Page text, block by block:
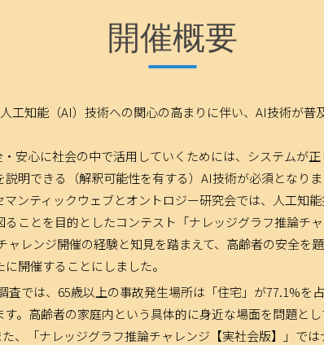
ンジ【実社会版】技術勉強会第2回の資料を公開
ジ【実社会版】技術勉強会第2回 を2月10日15時から開
ンジ【実社会版】技術勉強会の資料を公開 しました。
タセットを大幅に追加しました。
開しました。
ジ【実社会版】技術勉強会 の 動画を公開しました。
開催概要
工知能（AI）技術への関心の高まりに伴い、AI技術が普
安心に社会の中で活用していくためには、システムが
明できる（解釈可能性を有する）AI技術が必須となりま
ンティックウェブとオントロジー研究会では、人工知
ことを目的としたコンテスト「ナレッジグラフ推論チ
ャレンジ開催の経験と知見を踏まえて、高齢者の安全を
開催することにしました。
査では、65歳以上の事故発生場所は「住宅」が77.1%を
。高齢者の家庭内という具体的に身近な場面を問題と
、「ナレッジグラフ推論チャレンジ【実社会版】」で